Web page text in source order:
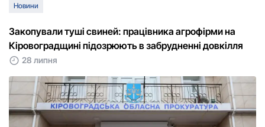
Новини
Закопували туші свиней: працівника агрофірми на
Кіровоградщині підозрюють в забрудненні довкілля
28 липня